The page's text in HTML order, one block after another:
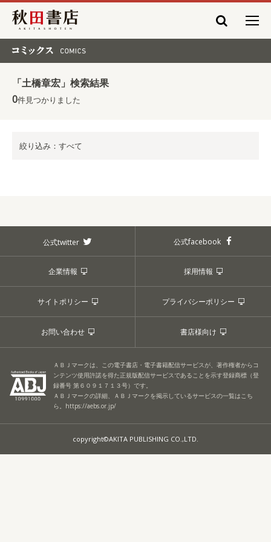
秋田書店
「土橋章宏」検索結果
0件見つかりました
絞り込み：すべて
公式twitter 公式facebook
企業情報 採用情報
サイトポリシー プライバシーポリシー
お問い合わせ 書店様向け
ＡＢＪマークは、この電子書店・電子書籍配信サービスが、著作権者からコ
ンテンツ使用許諾を得た正規版配信サービスであることを示す登録商標（登
録番号 第６０９１７１３号）です。
ＡＢＪマークの詳細、ＡＢＪマークを掲示しているサービスの一覧はこち
ら。 https://aebs.or.jp/
copyright©AKITA PUBLISHING CO.,LTD.